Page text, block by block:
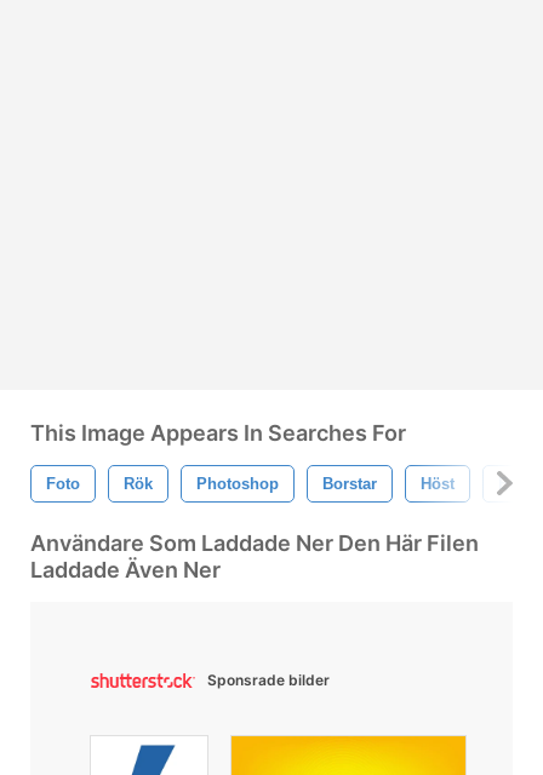
This Image Appears In Searches For
Foto Rök Photoshop Borstar Höst Effekt
Användare Som Laddade Ner Den Här Filen
Laddade Även Ner
Sponsrade bilder